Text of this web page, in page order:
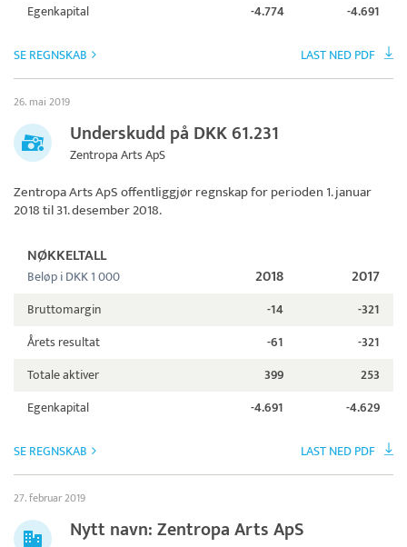
Egenkapital
-4.774 -4.691
SE REGNSKAB LAST NED PDF
26. mai 2019
Underskudd på DKK 61.231
Zentropa Arts ApS
Zentropa Arts ApSoffentliggjør regnskap for perioden 1. januar
2018 til 31. desember 2018.
NØKKELTALL
Beløp i DKK 1 000 2018 2017
Bruttomargin -14
-321
Årets resultat
-61
-321
Totale aktiver
399
253
Egenkapital
-4.691 -4.629
SE REGNSKAB LAST NED PDF
27. februar 2019
Nytt navn: Zentropa Arts ApS